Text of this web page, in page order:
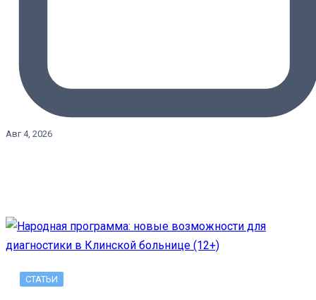
Авг 4, 2026
СТАТЬИ